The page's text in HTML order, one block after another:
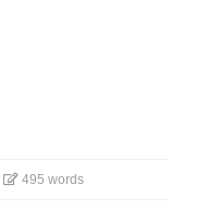
495 words